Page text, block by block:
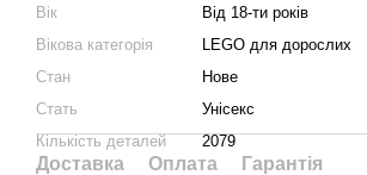
Вік
Від 18-ти років
Вікова категорія
LEGO для дорослих
Стан
Нове
Стать
Унісекс
Кількість деталей
2079
Доставка Оплата Гарантія